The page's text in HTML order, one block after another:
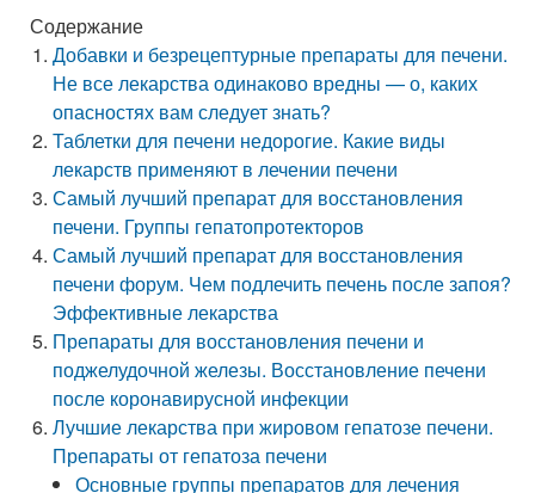
Содержание
Добавки и безрецептурные препараты для печени.
Не все лекарства одинаково вредны — о, каких
опасностях вам следует знать?
Таблетки для печени недорогие. Какие виды
лекарств применяют в лечении печени
Самый лучший препарат для восстановления
печени. Группы гепатопротекторов
Самый лучший препарат для восстановления
печени форум. Чем подлечить печень после запоя?
Эффективные лекарства
Препараты для восстановления печени и
поджелудочной железы. Восстановление печени
после коронавирусной инфекции
Лучшие лекарства при жировом гепатозе печени.
Препараты от гепатоза печени
Основные группы препаратов для лечения